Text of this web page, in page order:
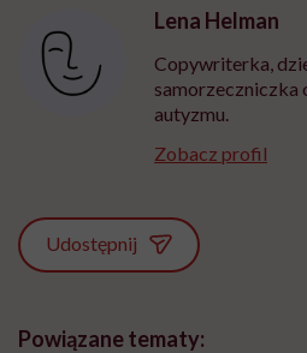
Lena Helman
Copywriterka,
samorzeczniczka
autyzmu.
Zobacz profil
Udostępnij
Powiązane tematy: